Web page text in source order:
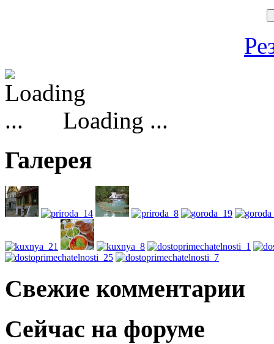
Loading ...
Галерея
Свежие комментарии
Сейчас на форуме